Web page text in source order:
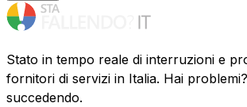
Stato in tempo reale di interruzioni e
fornitori di servizi in Italia. Hai
succedendo.